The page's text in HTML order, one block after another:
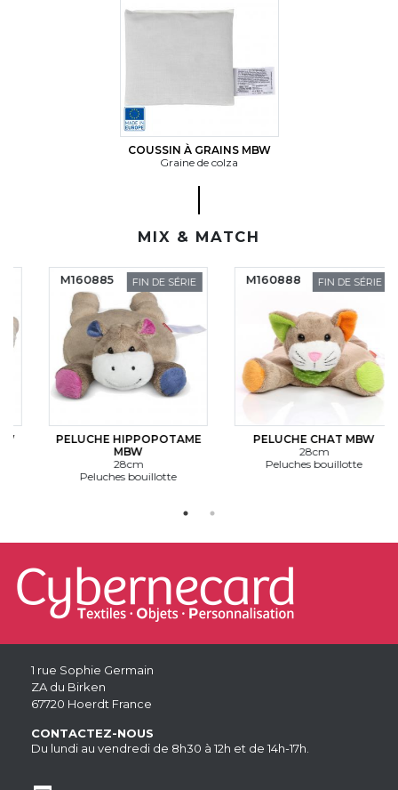
COUSSIN À GRAINS MBW
Graine de colza
MIX & MATCH
FIN DE SÉRIE
PELUCHE HIPPOPOTAME
MBW
28cm
Peluches bouillotte
M160885 FIN DE SÉRIE
PELUCHE CHAT MBW
28cm
Peluches bouillotte
M160888
1 rue Sophie Germain
ZA du Birken
67720 Hoerdt France
CONTACTEZ-NOUS
Du lundi au vendredi de 8h30 à 12h et de 14h-17h.